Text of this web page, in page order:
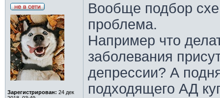
Зарегистрирован: 24 дек
Вообще подбор
проблема.
Например что
заболевания
депрессии? А
подходящего АД